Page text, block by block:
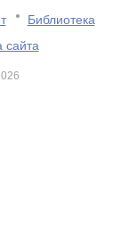
Библиотека
сайта